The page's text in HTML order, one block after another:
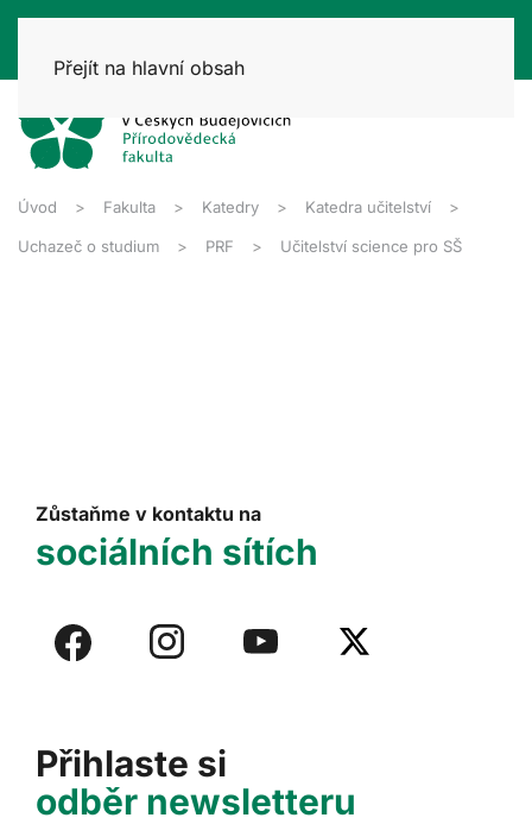
Přejít na hlavní obsah
Úvod Fakulta Katedry Katedra učitelství
Uchazeč o studium PRF Učitelství science pro SŠ
Přihlaste si
odběr newsletteru
Zůstaňme v kontaktu na
sociálních sítích